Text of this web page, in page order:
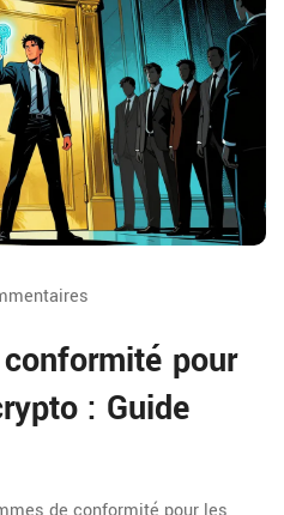
pour
: Guide